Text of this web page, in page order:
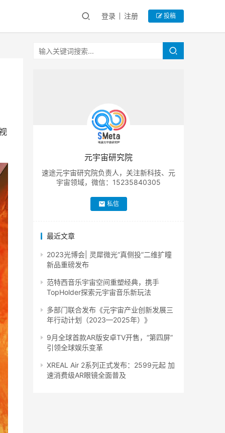
登录 注册 投稿
元宇宙研究院
速途元宇宙研究院负责人，关注新科技、元
宇宙领域，微信：15235840305
私信
最近文章
2023光博会| 灵犀微光“真侧投”二维扩瞳
新品重磅发布
范特西音乐宇宙空间重塑经典，携手
TopHolder探索元宇宙音乐新玩法
多部门联合发布《元宇宙产业创新发展三
年行动计划（2023—2025年）》
9月全球首款AR版安卓TV开售，“第四屏”
引领全球娱乐变革
XREAL Air 2系列正式发布：2599元起 加
速消费级AR眼镜全面普及